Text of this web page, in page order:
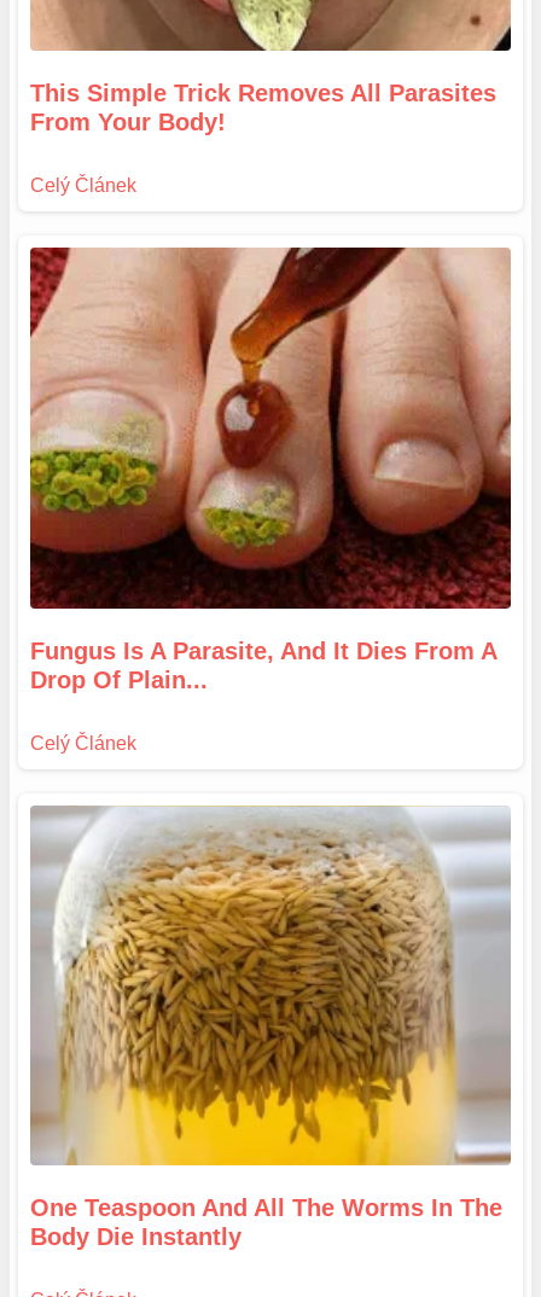
This Simple Trick Removes All Parasites
From Your Body!
Fungus Is A Parasite, And It Dies From A
Drop Of Plain...
One Teaspoon And All The Worms In The
Body Die Instantly